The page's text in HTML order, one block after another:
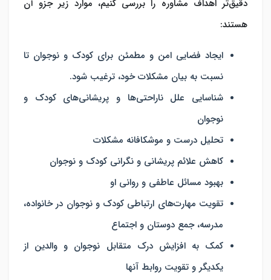
دقیق‌تر اهداف مشاوره را بررسی کنیم، موارد زیر جزو آن
هستند:
ایجاد فضایی امن و مطمئن برای کودک و نوجوان تا
نسبت به بیان مشکلات خود، ترغیب شود.
شناسایی علل ناراحتی‌ها و پریشانی‌های کودک و
نوجوان
تحلیل درست و موشکافانه مشکلات
کاهش علائم پریشانی و نگرانی کودک و نوجوان
بهبود مسائل عاطفی و روانی او
تقویت مهارت‌های ارتباطی کودک و نوجوان در خانواده،
مدرسه، جمع دوستان و اجتماع
کمک به افزایش درک متقابل نوجوان و والدین از
یکدیگر و تقویت روابط آنها